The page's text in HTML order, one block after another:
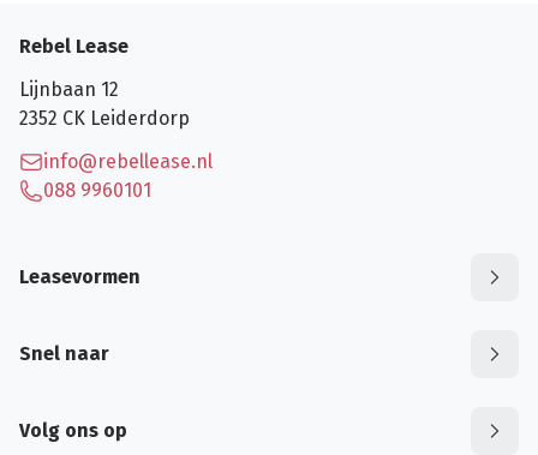
Rebel Lease
Lijnbaan 12
2352 CK Leiderdorp
info@rebellease.nl
088 9960101
Leasevormen
Snel naar
Volg ons op